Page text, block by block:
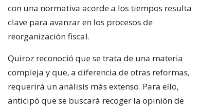
con una normativa acorde a los tiempos resulta
clave para avanzar en los procesos de
reorganización fiscal.
Quiroz reconoció que se trata de una materia
compleja y que, a diferencia de otras reformas,
requerirá un análisis más extenso. Para ello,
anticipó que se buscará recoger la opinión de